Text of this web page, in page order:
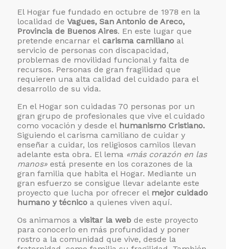
El Hogar fue fundado en octubre de 1978 en la
localidad deVagues, San Antonio de Areco,
Provincia de Buenos Aires. En este lugar que
pretende encarnar el carisma camiliano al
servicio de personas con discapacidad,
problemas de movilidad funcional y falta de
recursos. Personas de gran fragilidad que
requieren una alta calidad del cuidado para el
desarrollo de su vida.
En el Hogar son cuidadas 70 personas por un
gran grupo de profesionales que vive el cuidado
como vocación y desde el humanismo Cristiano.
Siguiendo el carisma camiliano de cuidar y
enseñar a cuidar, los religiosos camilos llevan
adelante esta obra. El lema «más corazón en las
manos» está presente en los corazones de la
gran familia que habita el Hogar. Mediante un
gran esfuerzo se consigue llevar adelante este
proyecto que lucha por ofrecer el mejor cuidado
humano y técnico a quienes viven aquí.
Os animamos avisitar la web de este proyecto
para conocerlo en más profundidad y poner
rostro a la comunidad que vive, desde la